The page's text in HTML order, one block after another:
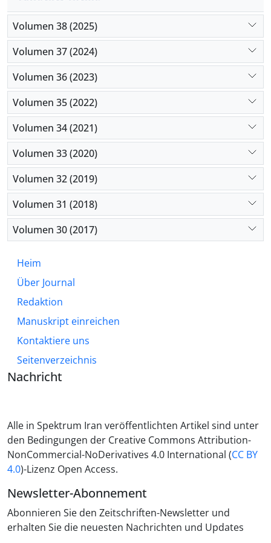
Volumen 38 (2025)
Volumen 37 (2024)
Volumen 36 (2023)
Volumen 35 (2022)
Volumen 34 (2021)
Volumen 33 (2020)
Volumen 32 (2019)
Volumen 31 (2018)
Volumen 30 (2017)
Heim
Über Journal
Redaktion
Manuskript einreichen
Kontaktiere uns
Seitenverzeichnis
Nachricht
Alle in Spektrum Iran veröffentlichten Artikel sind unter
den Bedingungen der Creative Commons Attribution-
NonCommercial-NoDerivatives 4.0 International (CC BY
4.0)-Lizenz Open Access.
Newsletter-Abonnement
Abonnieren Sie den Zeitschriften-Newsletter und
erhalten Sie die neuesten Nachrichten und Updates